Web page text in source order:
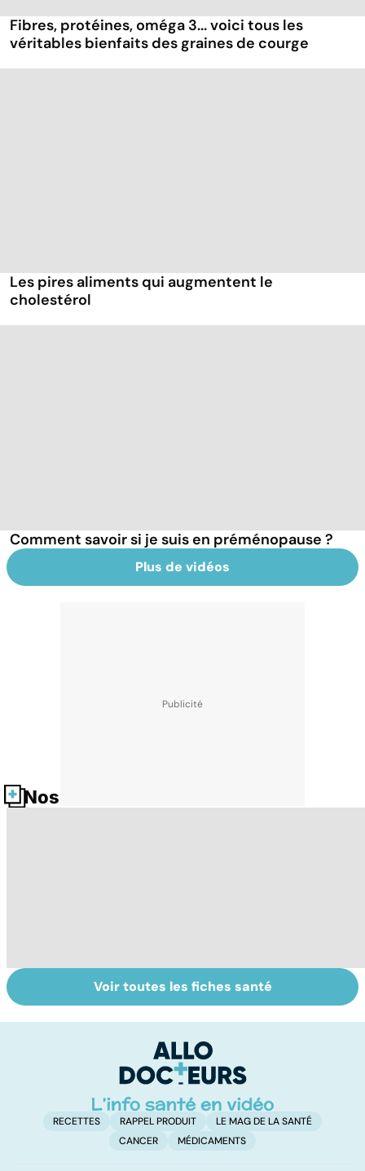
Fibres, protéines, oméga 3... voici tous les
véritables bienfaits des graines de courge
Les pires aliments qui augmentent le
cholestérol
Comment savoir si je suis en préménopause ?
Plus de vidéos
Nos fiches santé
transports :
Ostéopathie, une
thérapie
Voir toutes les fiches santé
RECETTES RAPPEL PRODUIT
LE MAG DE LA SANTÉ
CANCER
MÉDICAMENTS